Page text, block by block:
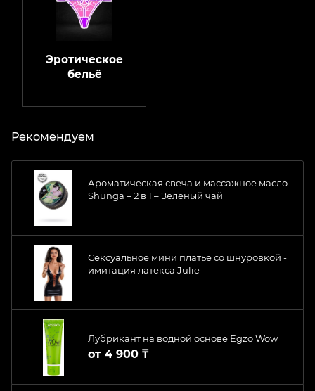
Эротическое
бельё
Рекомендуем
Ароматическая свеча и массажное масло
Shunga – 2 в 1 – Зеленый чай
Сексуальное мини платье со шнуровкой -
имитация латекса Julie
Лубрикант на водной основе Egzo Wow
от 4 900 ₸